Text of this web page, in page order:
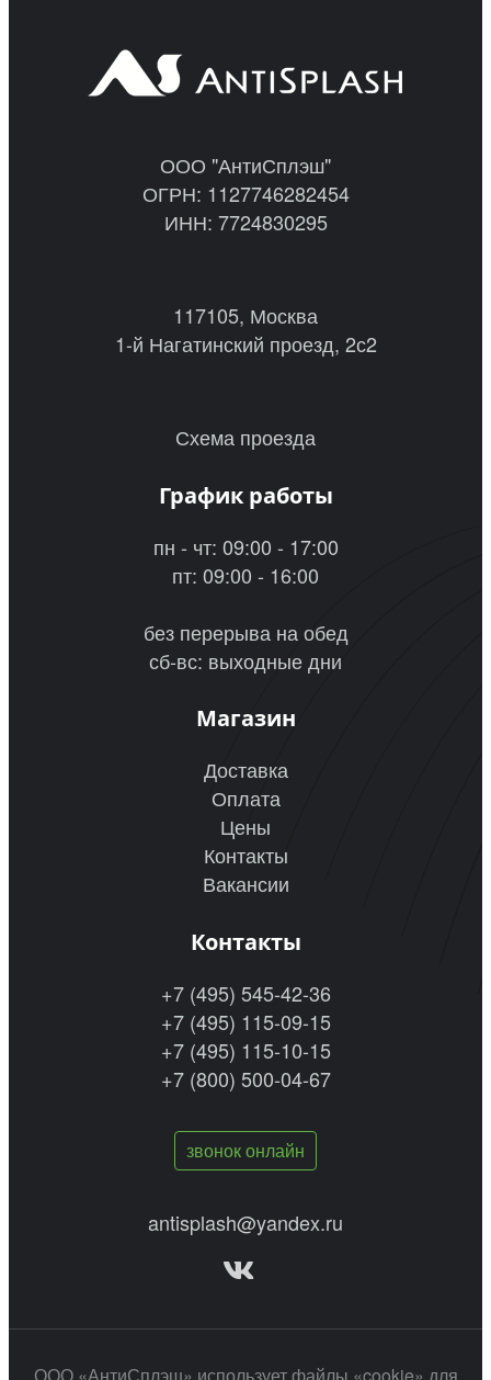
ООО "АнтиСплэш"
ОГРН: 1127746282454
ИНН: 7724830295
117105, Москва
1-й Нагатинский проезд, 2с2
Схема проезда
График работы
пн - чт: 09:00 - 17:00
пт: 09:00 - 16:00
без перерыва на обед
сб-вс: выходные дни
Магазин
Доставка
Оплата
Цены
Контакты
Вакансии
Контакты
+7 (495) 545-42-36
+7 (495) 115-09-15
+7 (495) 115-10-15
+7 (800) 500-04-67
звонок онлайн
antisplash@yandex.ru
ООО «АнтиСплэш» использует файлы «cookie» для